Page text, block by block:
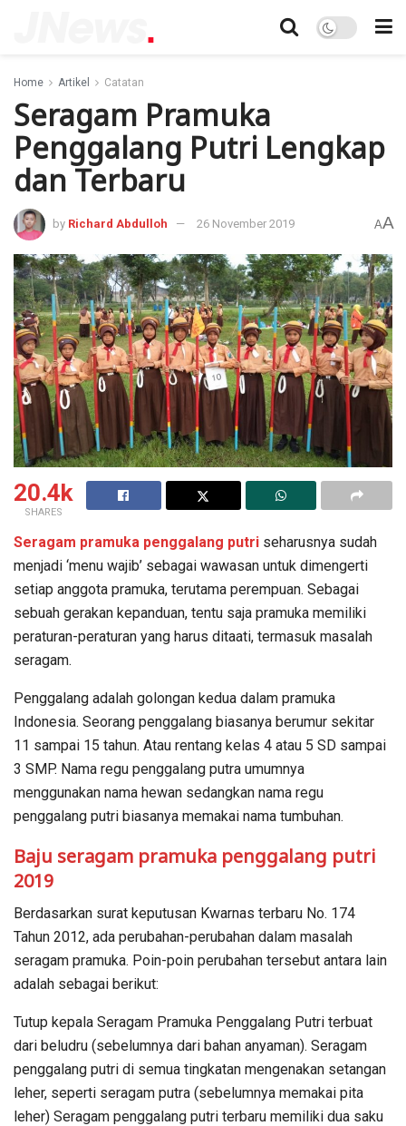
Home Artikel Catatan
Seragam Pramuka
Penggalang Putri Lengkap
dan Terbaru
by Richard Abdulloh 26 November 2019 AA
20.4k
SHARES
Seragam pramuka penggalang putri seharusnya sudah
menjadi ‘menu wajib’ sebagai wawasan untuk dimengerti
setiap anggota pramuka, terutama perempuan. Sebagai
sebuah gerakan kepanduan, tentu saja pramuka memiliki
peraturan-peraturan yang harus ditaati, termasuk masalah
seragam.
Penggalang adalah golongan kedua dalam pramuka
Indonesia. Seorang penggalang biasanya berumur sekitar
11 sampai 15 tahun. Atau rentang kelas 4 atau 5 SD sampai
3 SMP. Nama regu penggalang putra umumnya
menggunakan nama hewan sedangkan nama regu
penggalang putri biasanya memakai nama tumbuhan.
Baju seragam pramuka penggalang putri
2019
Berdasarkan surat keputusan Kwarnas terbaru No. 174
Tahun 2012, ada perubahan-perubahan dalam masalah
seragam pramuka. Poin-poin perubahan tersebut antara lain
adalah sebagai berikut:
Tutup kepala Seragam Pramuka Penggalang Putri terbuat
dari beludru (sebelumnya dari bahan anyaman). Seragam
penggalang putri di semua tingkatan mengenakan setangan
leher, seperti seragam putra (sebelumnya memakai pita
leher) Seragam penggalang putri terbaru memiliki dua saku